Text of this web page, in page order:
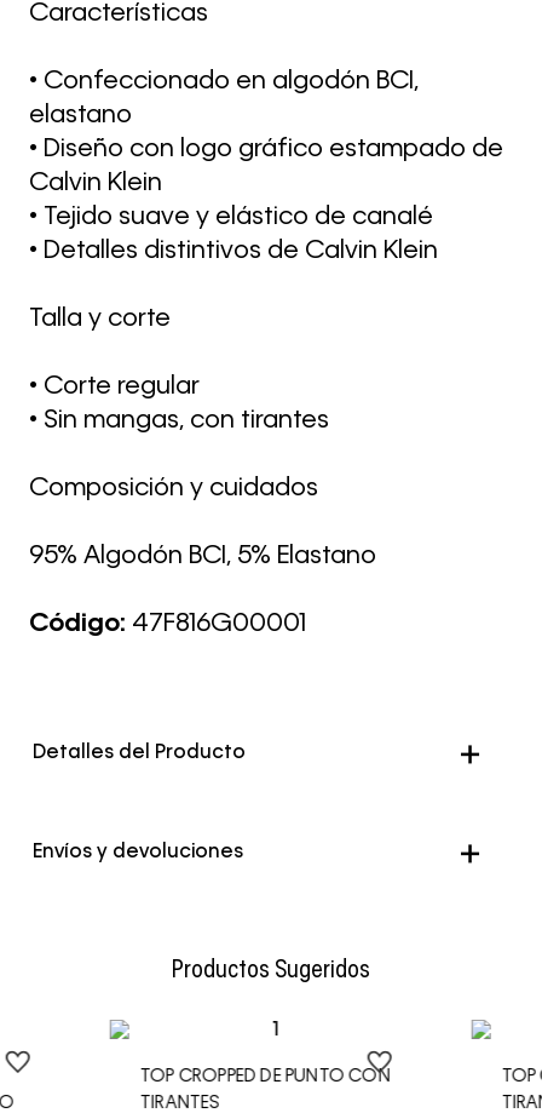
Características
• Confeccionado en algodón BCI,
elastano
• Diseño con logo gráfico estampado de
Calvin Klein
• Tejido suave y elástico de canalé
• Detalles distintivos de Calvin Klein
Talla y corte
• Corte regular
• Sin mangas, con tirantes
Composición y cuidados
95% Algodón BCI, 5% Elastano
Código: 47F816G00001
Detalles del Producto
Color Negro
Envíos y devoluciones
Productos Sugeridos
TOP CROPPED DE PUNTO CON
TIRANTES